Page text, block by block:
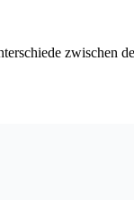
zwischen